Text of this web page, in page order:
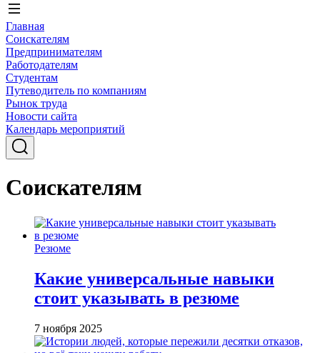
Главная
Соискателям
Предпринимателям
Работодателям
Студентам
Путеводитель по компаниям
Рынок труда
Новости сайта
Календарь мероприятий
Соискателям
Резюме
Какие универсальные навыки
стоит указывать в резюме
7 ноября 2025